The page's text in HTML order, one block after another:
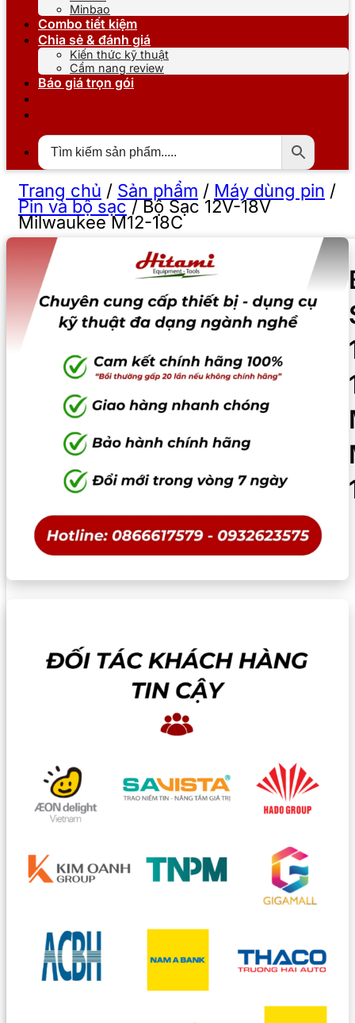
Minbao
Combo tiết kiệm
Chia sẻ & đánh giá
Kiến thức kỹ thuật
Cẩm nang review
Báo giá trọn gói
Trang chủ / Sản phẩm / Máy dùng pin /
Pin và bộ sạc/Bộ Sạc 12V-18V
Milwaukee M12-18C